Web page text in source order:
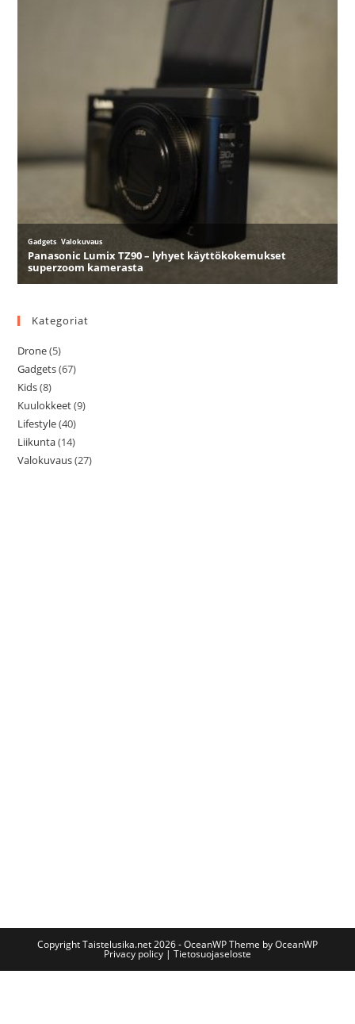
Kategoriat
Drone(5)
Gadgets(67)
Kids(8)
Kuulokkeet(9)
Lifestyle(40)
Liikunta(14)
Valokuvaus(27)
Copyright Taistelusika.net 2026 - OceanWP Theme by OceanWP
Privacy policy | Tietosuojaseloste